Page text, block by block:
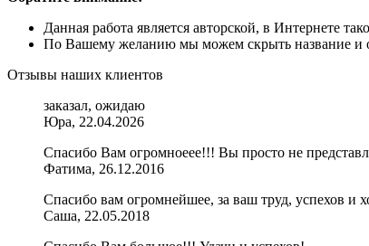
Данная работа является авторской, в Интернете
По Вашему желанию мы можем скрыть название и
Отзывы наших клиентов
заказал, ожидаю
Юра, 22.04.2026
Спасибо Вам огромноеее!!! Вы просто не
Фатима, 26.12.2016
Спасибо вам огромнейшее, за ваш труд, успехов и
Саша, 22.05.2018